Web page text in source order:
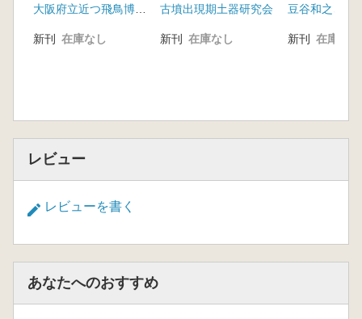
エピローグ 受け継がれる営み 中尾智行
論考 「縄文時代の貝塚と糞石」 黒崎直
特別論考 「DNAが語る列島へのヒトの伝播
大阪府立近つ飛鳥博物館
新刊 在庫なし
古墳出現期土器研究会
新刊 在庫なし 新刊 在庫なし
レビュー
レビューを書く
あなたへのおすすめ